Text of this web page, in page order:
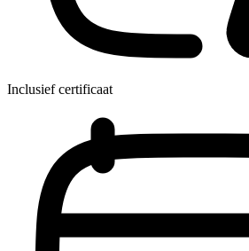
Inclusief certificaat